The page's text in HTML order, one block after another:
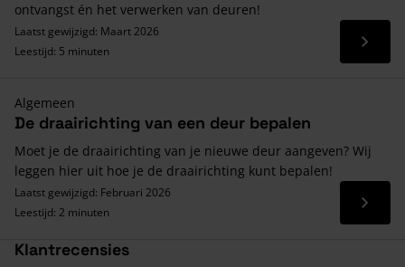
ontvangst én het verwerken van deuren!
Laatst gewijzigd: Maart 2026
Leestijd: 5 minuten
Lees
Algemeen
De draairichting van een deur bepalen
Moet je de draairichting van je nieuwe deur aangeven? Wij
leggen hier uit hoe je de draairichting kunt bepalen!
Laatst gewijzigd: Februari 2026
Leestijd: 2 minuten
Lees
Klantrecensies